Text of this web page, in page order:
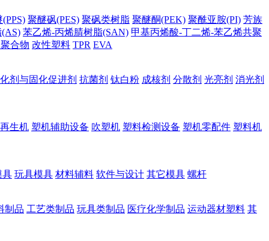
聚醚砜(PES) 聚砜类树脂 聚醚酮(PEK) 聚酰亚胺(PI) 芳族
苯乙烯-丙烯腈树脂(SAN) 甲基丙烯酸-丁二烯-苯乙烯共聚
合物 改性塑料 TPR EVA
剂与固化促进剂 抗菌剂 钛白粉 成核剂 分散剂 光亮剂 消光剂
生机 塑机辅助设备 吹塑机 塑料检测设备 塑机零配件 塑料机
具 玩具模具 材料辅料 软件与设计 其它模具 螺杆
制品 工艺类制品 玩具类制品 医疗化学制品 运动器材塑料 其